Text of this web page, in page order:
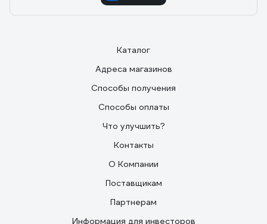
Каталог
Адреса магазинов
Способы получения
Способы оплаты
Что улучшить?
Контакты
О Компании
Поставщикам
Партнерам
Информация для инвесторов